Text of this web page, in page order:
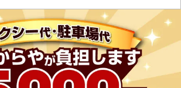
価格です ※2026年3月27日時点の参考
熊本県大分県宮崎県鹿児島県